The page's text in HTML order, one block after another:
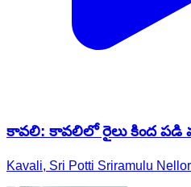
కావలి: కావలిలో రైలు కింద పడి
Kavali, Sri Potti Sriramulu